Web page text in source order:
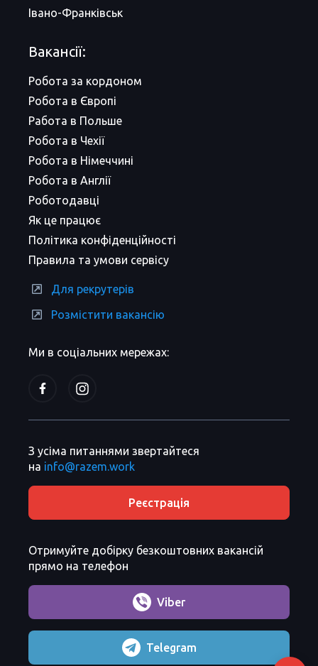
Ми в соціальних мережах:
Івано-Франківськ
Вакансії:
Робота за кордоном
Робота в Європі
Работа в Польше
Робота в Чехії
Робота в Німеччині
Робота в Англії
Роботодавці
Як це працює
Політика конфіденційності
Правила та умови сервісу
Для рекрутерів
Розмістити вакансію
З усіма питаннями звертайтеся
на info@razem.work
Реєстрація
Отримуйте добірку безкоштовних вакансій
прямо на телефон
Viber
Telegram